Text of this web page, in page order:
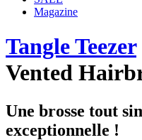
Magazine
Tangle Teezer
Vented
Une brosse tout
exceptionnelle !